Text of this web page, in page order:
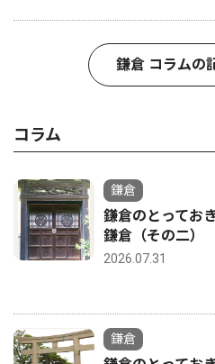
鎌倉 コラムの
コラム
鎌倉
鎌倉のとって
鎌倉（その二）
2026.07.31
鎌倉